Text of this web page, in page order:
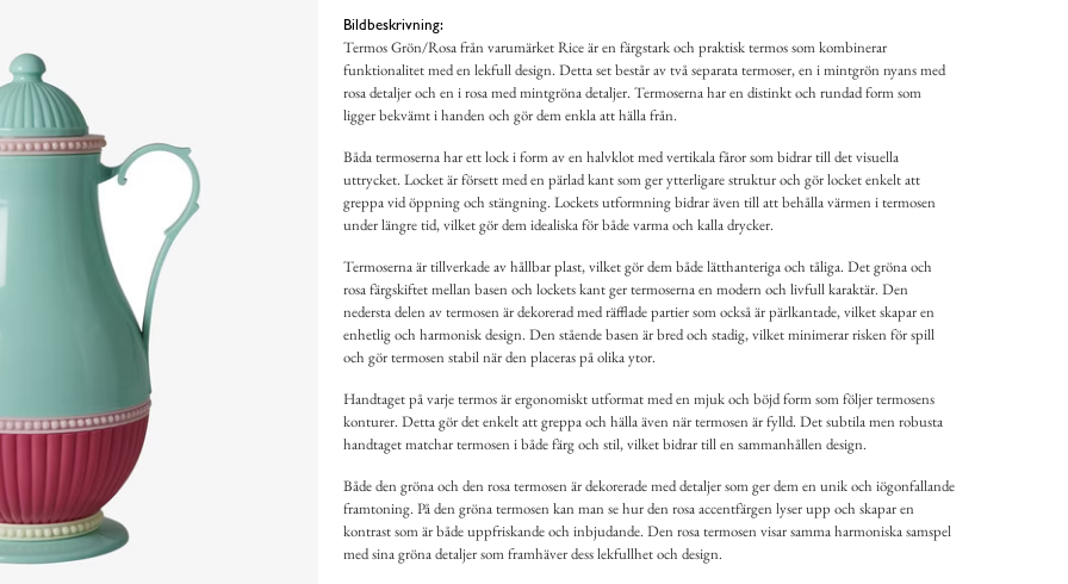
Bildbeskrivning:
Termos Grön/Rosa från varumärket Rice är en färgstark och praktisk termos som kombinerar
funktionalitet med en lekfull design. Detta set består av två separata termoser, en i mintgrön nyans med
rosa detaljer och en i rosa med mintgröna detaljer. Termoserna har en distinkt och rundad form som
ligger bekvämt i handen och gör dem enkla att hälla från.
Båda termoserna har ett lock i form av en halvklot med vertikala fåror som bidrar till det visuella
uttrycket. Locket är försett med en pärlad kant som ger ytterligare struktur och gör locket enkelt att
greppa vid öppning och stängning. Lockets utformning bidrar även till att behålla värmen i termosen
under längre tid, vilket gör dem idealiska för både varma och kalla drycker.
Termoserna är tillverkade av hållbar plast, vilket gör dem både lätthanteriga och tåliga. Det gröna och
rosa färgskiftet mellan basen och lockets kant ger termoserna en modern och livfull karaktär. Den
nedersta delen av termosen är dekorerad med räfflade partier som också är pärlkantade, vilket skapar en
enhetlig och harmonisk design. Den stående basen är bred och stadig, vilket minimerar risken för spill
och gör termosen stabil när den placeras på olika ytor.
Handtaget på varje termos är ergonomiskt utformat med en mjuk och böjd form som följer termosens
konturer. Detta gör det enkelt att greppa och hälla även när termosen är fylld. Det subtila men robusta
handtaget matchar termosen i både färg och stil, vilket bidrar till en sammanhållen design.
Både den gröna och den rosa termosen är dekorerade med detaljer som ger dem en unik och iögonfallande
framtoning. På den gröna termosen kan man se hur den rosa accentfärgen lyser upp och skapar en
kontrast som är både uppfriskande och inbjudande. Den rosa termosen visar samma harmoniska samspel
med sina gröna detaljer som framhäver dess lekfullhet och design.